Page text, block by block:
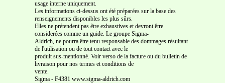
usage interne uniquement.
Les informations ci-dessus ont été préparées sur la base des
renseignements disponibles les plus sûrs.
Elles ne prétendent pas être exhaustives et devront être
considerées comme un guide. Le groupe Sigma-
Aldrich, ne pourra être tenu responsable des dommages résultant
de l'utilisation ou de tout contact avec le
produit sus-mentionné. Voir verso de la facture ou du bulletin de
livraison pour nos termes et conditions de
vente.
Sigma - F4381 www.sigma-aldrich.com